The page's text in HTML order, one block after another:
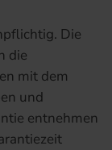
Die
die
mit dem
und
entnehmen